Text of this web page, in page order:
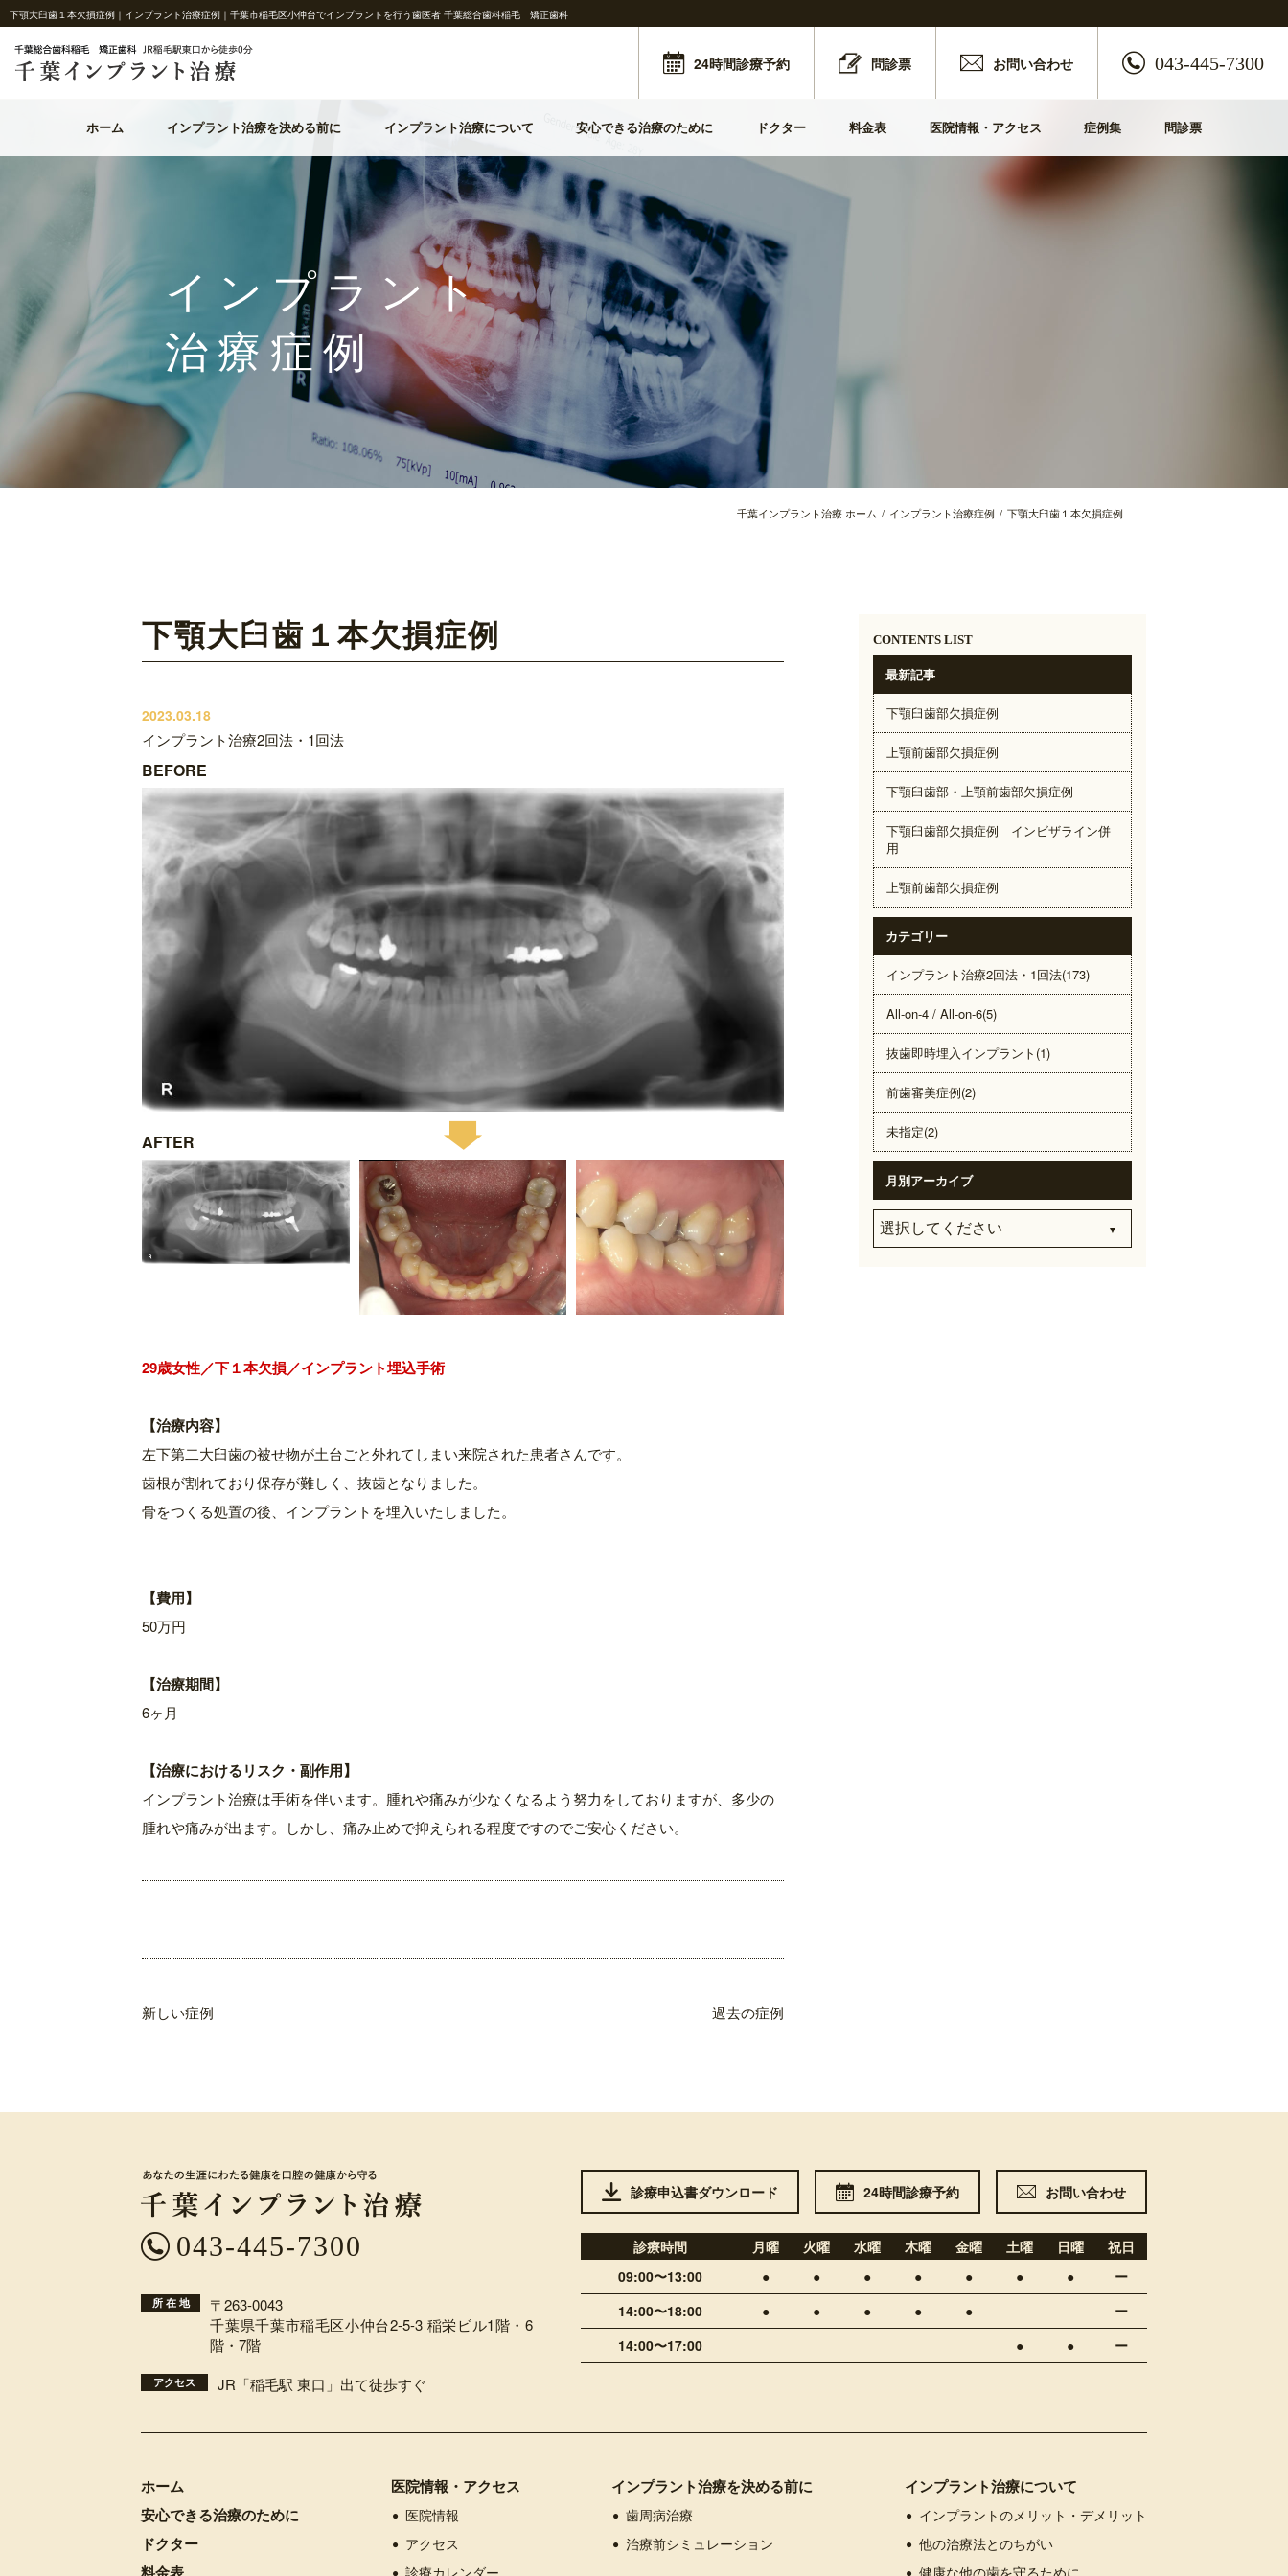
下顎大臼歯１本欠損症例｜インプラント治療症例｜千葉市稲毛区小仲台でインプラントを行う歯医者 千葉総合歯科稲毛 矯正歯科
24時間診療予約 問診票 お問い合わせ 043-445-7300
ホーム インプラント治療を決める前に
インプラント治療を決める前に 歯周病治療
インプラント治療について
インプラント治療について インプラントのメリット・デメリット
健康な他の歯を守るために インプラントメーカー
安心できる治療のために ドクター 料金表 医院情報・アクセス
医院情報
院内紹介
症例集 問診票
インプラント
治療症例
千葉インプラント治療 ホーム インプラント治療症例 下顎大臼歯１本欠損症例
下顎大臼歯１本欠損症例
2023.03.18
インプラント治療2回法・1回法
BEFORE
AFTER
29歳女性／下１本欠損／インプラント埋込手術
【治療内容】
左下第二大臼歯の被せ物が土台ごと外れてしまい来院された患者さんです。
歯根が割れており保存が難しく、抜歯となりました。
骨をつくる処置の後、インプラントを埋入いたしました。
【費用】
50万円
【治療期間】
6ヶ月
【治療におけるリスク・副作用】
インプラント治療は手術を伴います。腫れや痛みが少なくなるよう努力をしておりますが、多少の
腫れや痛みが出ます。しかし、痛み止めで抑えられる程度ですのでご安心ください。
新しい症例 過去の症例
CONTENTS LIST
最新記事
下顎臼歯部欠損症例
上顎前歯部欠損症例
下顎臼歯部・上顎前歯部欠損症例
下顎臼歯部欠損症例 インビザライン併
用
上顎前歯部欠損症例
カテゴリー
インプラント治療2回法・1回法(173)
All-on-4 / All-on-6(5)
抜歯即時埋入インプラント(1)
前歯審美症例(2)
未指定(2)
月別アーカイブ
043-445-7300
所 在 地
〒263-0043
千葉県千葉市稲毛区小仲台2-5-3 稲栄ビル1階・6
階・7階
アクセス JR「稲毛駅 東口」出て徒歩すぐ
診療申込書ダウンロード 24時間診療予約 お問い合わせ
診療時間 月曜 火曜 水曜 木曜 金曜 土曜 日曜
祝日
09:00〜13:00
● ● ● ● ● ● ●
ー
14:00〜18:00
● ● ● ● ●
ー
14:00〜17:00
● ● ー
ホーム
安心できる治療のために
ドクター
医院情報・アクセス
医院情報
アクセス
インプラント治療を決める前に
歯周病治療
治療前シミュレーション
インプラント治療について
インプラントのメリット・デメリット
他の治療法とのちがい
インプラント治療を決める前に 歯周病治療 治療前シミュレーション
インプラント治療について インプラントのメリット・デメリット 他の治療法とのちがい
健康な他の歯を守るために インプラントメーカー
難症例について メインテナンス
医院情報 アクセス 診療カレンダー